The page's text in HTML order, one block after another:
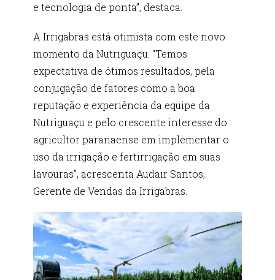
e tecnologia de ponta”, destaca.
A Irrigabras está otimista com este novo
momento da Nutriguaçu. “Temos
expectativa de ótimos resultados, pela
conjugação de fatores como a boa
reputação e experiência da equipe da
Nutriguaçu e pelo crescente interesse do
agricultor paranaense em implementar o
uso da irrigação e fertirrigação em suas
lavouras”, acrescenta Audair Santos,
Gerente de Vendas da Irrigabras.